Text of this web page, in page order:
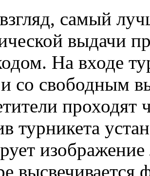
самый
выдачи
На входе
со свободным
проходят
турникета
высвечивается